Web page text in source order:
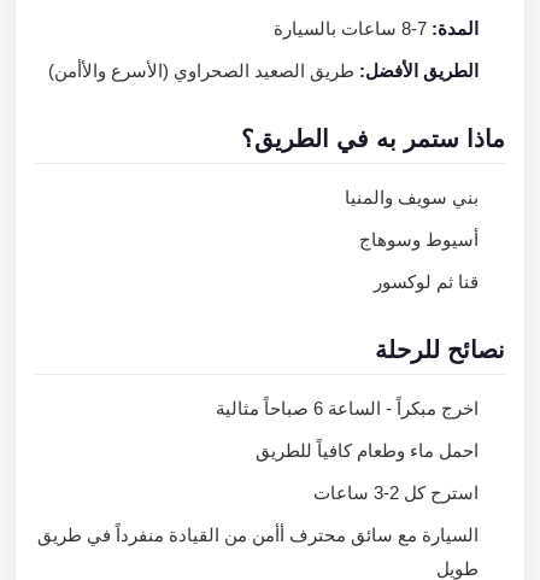
المدة:7-8 ساعات بالسيارة
الطريق الأفضل:طريق الصعيد الصحراوي (الأسرع والأأمن)
ماذا ستمر به في الطريق؟
بني سويف والمنيا
أسيوط وسوهاج
قنا ثم لوكسور
نصائح للرحلة
اخرج مبكراً - الساعة 6 صباحاً مثالية
احمل ماء وطعام كافياً للطريق
استرح كل 2-3 ساعات
السيارة مع سائق محترف أأمن من القيادة منفرداً في طريق
طويل